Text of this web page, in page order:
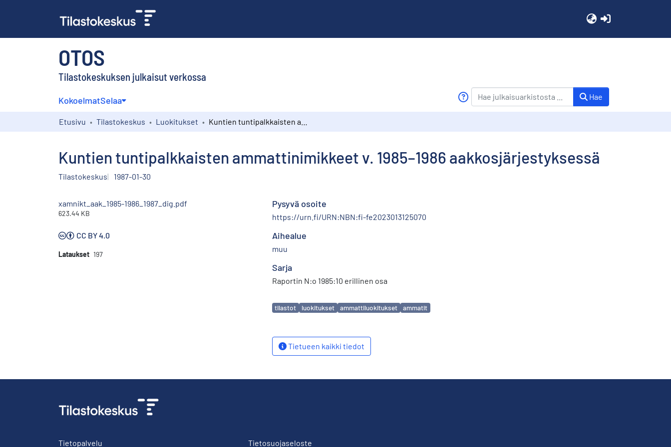
OTOS
Tilastokeskuksen julkaisut verkossa
KokoelmatSelaa Hae
Etusivu Tilastokeskus Luokitukset
Kuntien tuntipalkkaisten ammattinimikkeet v. 1985–1986 aakkosjärjestyksessä
Tilastokeskus 1987-01-30
xamnikt_aak_1985-1986_1987_dig.pdf
623.44 KB
CC BY 4.0
Lataukset 197
Pysyvä osoite
https://urn.fi/URN:NBN:fi-fe2023013125070
Aihealue
muu
Sarja
Raportin N:o 1985:10 erillinen osa
Avainsanat
tilastot luokitukset ammattiluokitukset ammatit
Tietueen kaikki tiedot
Tietopalvelu Tietosuojaseloste